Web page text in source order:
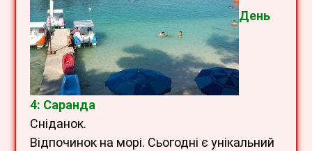
День
4: Саранда
Сніданок.
Відпочинок на морі. Сьогодні є унікальний